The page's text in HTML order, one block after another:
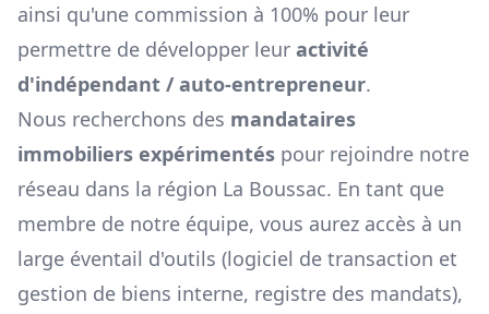
ainsi qu'une commission à 100% pour leur
permettre de développer leur activité
d'indépendant / auto-entrepreneur.
Nous recherchons des mandataires
immobiliers expérimentés pour rejoindre notre
réseau dans la région La Boussac. En tant que
membre de notre équipe, vous aurez accès à un
large éventail d'outils (logiciel de transaction et
gestion de biens interne, registre des mandats),